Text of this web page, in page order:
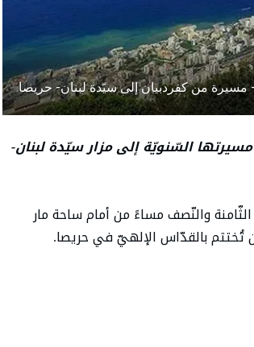
مسيرة من كفردبيان إلى سيّدة لبنان- حريصا
مسيرتها السّنويّة إلى مزار سيّدة لبنان-
يوم السّبت 28 أيّار/ مايو عند الثّامنة والنّصف مساءً من أمام ساحة مار
تُختتم بالقدّاس الإلهيّ في حريصا.